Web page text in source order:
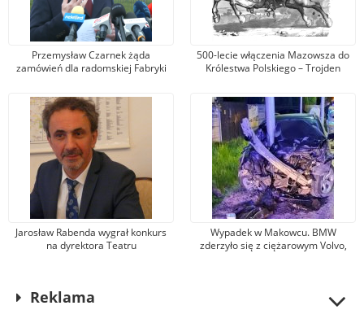
Przemysław Czarnek żąda
zamówień dla radomskiej Fabryki
kandydat na premiera mówi
nieprawdę
500-lecie włączenia Mazowsza do
Królestwa Polskiego – Trojden
Jarosław Rabenda wygrał konkurs
na dyrektora Teatru
Wypadek w Makowcu. BMW
zderzyło się z ciężarowym Volvo,
Reklama